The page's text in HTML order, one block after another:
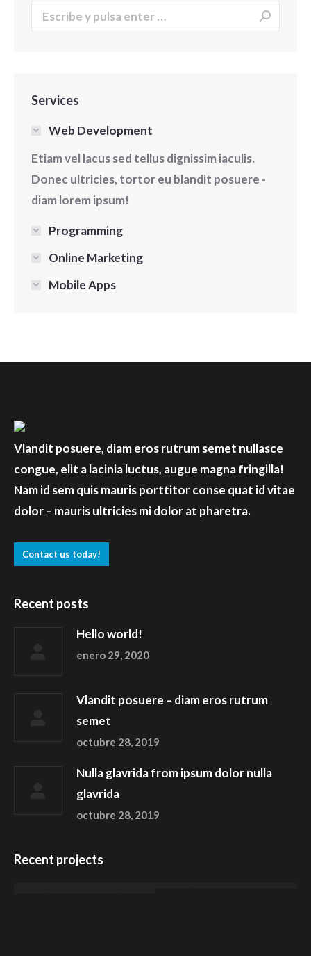
Buscar:
Services
Web Development
Etiam vel lacus sed tellus dignissim iaculis.
Donec ultricies, tortor eu blandit posuere -
diam lorem ipsum!
Programming
Online Marketing
Mobile Apps
Vlandit posuere, diam eros rutrum semet nullasce
congue, elit a lacinia luctus, augue magna fringilla!
Nam id sem quis mauris porttitor conse quat id vitae
dolor – mauris ultricies mi dolor at pharetra.
Contact us today!
Recent posts
Hello world!
enero 29, 2020
Vlandit posuere – diam eros rutrum
semet
octubre 28, 2019
Nulla glavrida from ipsum dolor nulla
glavrida
octubre 28, 2019
Recent projects